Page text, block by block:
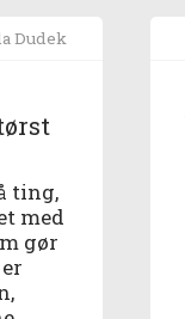
Dudek
ting,
med
gør